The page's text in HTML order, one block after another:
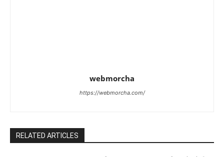
webmorcha
https://webmorcha.com/
RELATED ARTICLES